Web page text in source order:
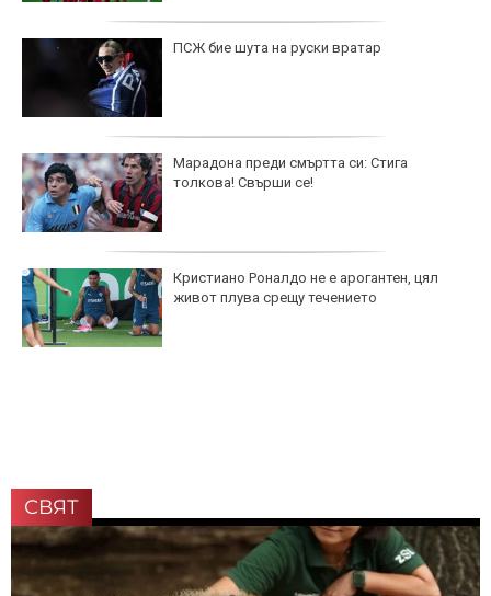
ПСЖ бие шута на руски вратар
Марадона преди смъртта си: Стига
толкова! Свърши се!
Кристиано Роналдо не е арогантен, цял
живот плува срещу течението
СВЯТ